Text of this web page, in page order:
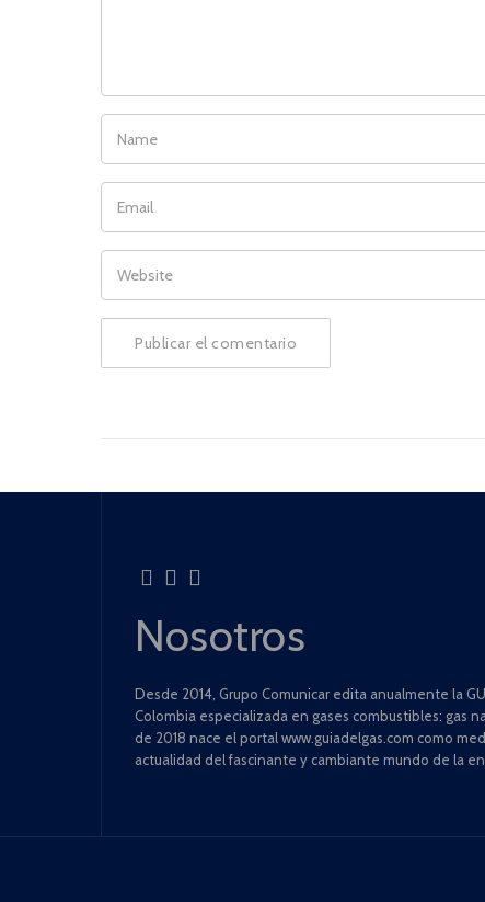
NAME
EMAIL
WEBSITE
Nosotros
Desde 2014, Grupo Comunicar edita anualmente la
Colombia especializada en gases combustibles: gas
de 2018 nace el portal www.guiadelgas.com como
actualidad del fascinante y cambiante mundo de la